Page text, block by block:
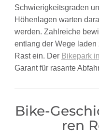
Schwierigkeitsgraden
Höhenlagen warten
werden. Zahlreiche
entlang der Wege
Rast ein. Der Bikepark
Garant für rasante
Bike-
ren